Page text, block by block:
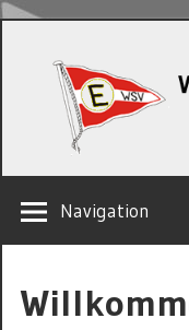
springen
NEUSTRELITZ
E.V.
Navigation